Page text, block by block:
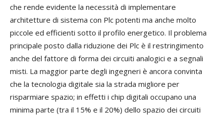
che rende evidente la necessità di implementare
architetture di sistema con Plc potenti ma anche molto
piccole ed efficienti sotto il profilo energetico. Il problema
principale posto dalla riduzione dei Plc è il restringimento
anche del fattore di forma dei circuiti analogici e a segnali
misti. La maggior parte degli ingegneri è ancora convinta
che la tecnologia digitale sia la strada migliore per
risparmiare spazio; in effetti i chip digitali occupano una
minima parte (tra il 15% e il 20%) dello spazio dei circuiti